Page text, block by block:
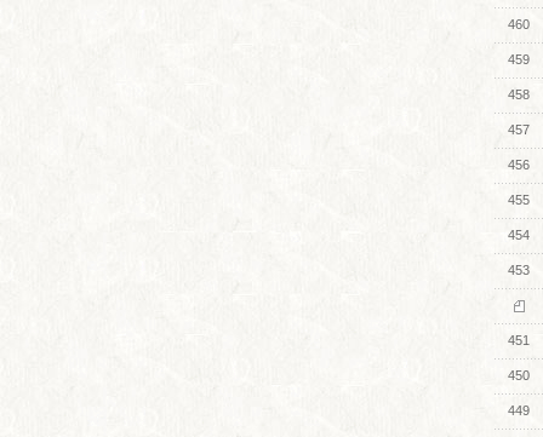
460
459
458
457
456
455
454
453
451
450
449